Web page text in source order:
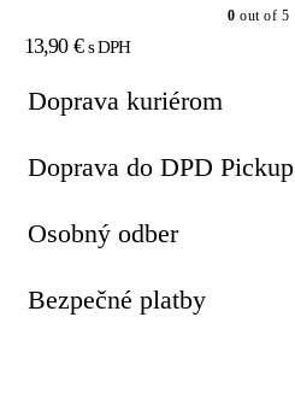
0 out of 5
13,90 € s DPH
Doprava kuriérom
Doprava do DPD Pickup
Osobný odber
Bezpečné platby